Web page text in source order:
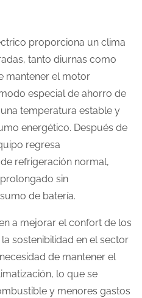
proporciona un clima
tanto diurnas como
mantener el motor
especial de ahorro de
temperatura estable y
energético. Después de
regresa
refrigeración normal,
sin
de batería.
a mejorar el confort de los
sostenibilidad en el sector
de mantener el
lo que se
y menores gastos